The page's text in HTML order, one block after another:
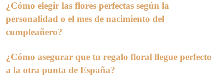
¿Cómo elegir las flores perfectas según la
personalidad o el mes de nacimiento del
cumpleañero?
¿Cómo asegurar que tu regalo floral llegue perfecto
a la otra punta de España?